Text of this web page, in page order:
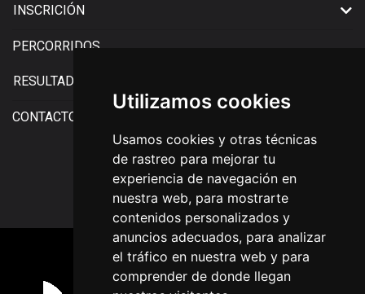
Utilizamos cookies
Usamos cookies y otras técnicas
de rastreo para mejorar tu
experiencia de navegación en
nuestra web, para mostrarte
contenidos personalizados y
anuncios adecuados, para analizar
el tráfico en nuestra web y para
comprender de donde llegan
INSCRICIÓN
PERCORRIDOS
RESULTADOS
CONTACTO
Facebook
X (Twitter)
InstagramRaceMapp